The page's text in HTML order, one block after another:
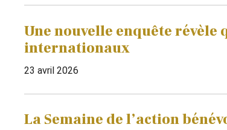
Une nouvelle enquête révèle
internationaux
23 avril 2026
La Semaine de l’action